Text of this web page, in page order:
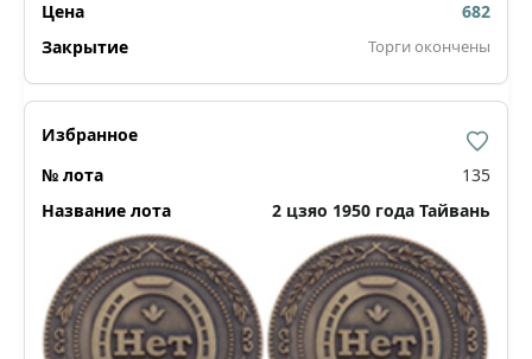
682
Торги окончены
135
2 цзяо 1950 года Тайвань